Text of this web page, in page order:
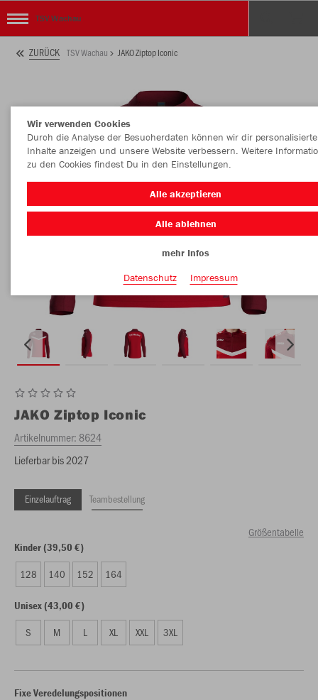
TSV Wachau
ZURÜCK TSV Wachau JAKO Ziptop Iconic
JAKO Ziptop Iconic
Artikelnummer:8624
Lieferbar bis 2027
Einzelauftrag Teambestellung
Größentabelle
Kinder (39,50 €)
128 140 152 164
Unisex (43,00 €)
S M L XL XXL 3XL
Fixe Veredelungspositionen
Wir verwenden Cookies
Durch die Analyse der Besucherdaten können wir dir personalisierte
Inhalte anzeigen und unsere Website verbessern. Weitere
zu den Cookies findest Du in den Einstellungen.
Alle akzeptieren
Alle ablehnen
mehr Infos
Datenschutz
Impressum